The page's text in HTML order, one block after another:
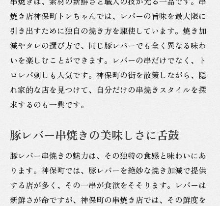
焼き店神保町トンちゃんでは、レバーの旨味を最大限に
引き出すために独自の焼き方を駆使しています。焼き加
減やタレの選び方で、同じ豚レバーでも全く異なる味わ
いを楽しむことができます。レバーの串だけでなく、ト
ロレバ刺しも人気です。神保町の街を散策しながら、隠
れ家的な店を見つけて、自分だけの串焼きスタイルを探
求するのも一興です。
豚レバー串焼きの美味しさに舌鼓
豚レバー串焼きの魅力は、その独特の食感と味わいにあ
ります。神保町では、豚レバーを絶妙な焼き加減で提供
する店が多く、その一串が食欲をそそります。レバーは
新鮮さが命ですが、神保町の串焼き店では、その鮮度を